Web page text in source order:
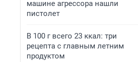
машине агрессора нашли
пистолет
В 100 г всего 23 ккал: три
рецепта с главным летним
продуктом